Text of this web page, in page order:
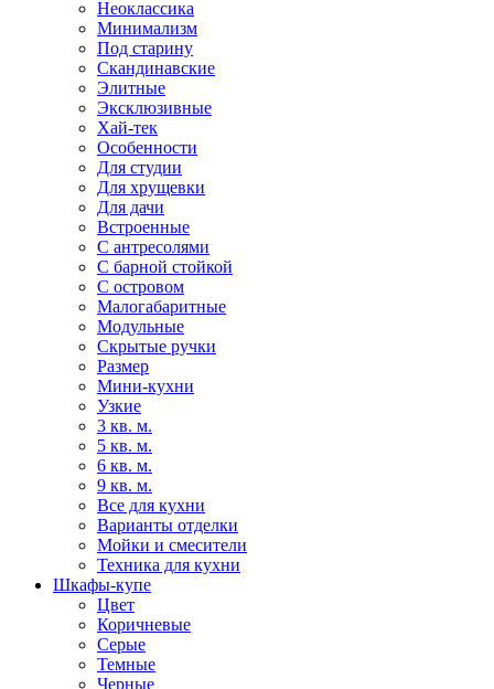
Неоклассика
Минимализм
Под старину
Скандинавские
Элитные
Эксклюзивные
Хай-тек
Особенности
Для студии
Для хрущевки
Для дачи
Встроенные
С антресолями
С барной стойкой
С островом
Малогабаритные
Модульные
Скрытые ручки
Размер
Мини-кухни
Узкие
3 кв. м.
5 кв. м.
6 кв. м.
9 кв. м.
Все для кухни
Варианты отделки
Мойки и смесители
Техника для кухни
Шкафы-купе
Цвет
Коричневые
Серые
Темные
Черные